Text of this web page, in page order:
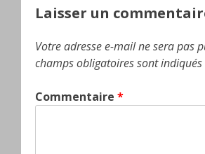
l’article
Laisser un
Votre adresse e-mail ne sera pas
champs obligatoires sont indiqués
Commentaire *